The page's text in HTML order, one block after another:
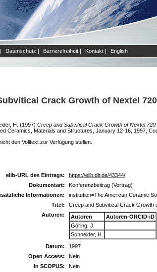
| Datenschutz | Barrierefreiheit | Kontakt | English
Crack Growth of Nextel
H. (1997) Creep and Subvitical Crack Growth of Nextel
Ceramics, Materials and Structures, January 12-16, 1997,
den Volltext zur Verfügung stellen.
elib-URL des Eintrags:
https://elib.dlr.de/43344/
Dokumentart:
Konferenzbeitrag (Vortrag)
Informationen:
institution=The American Ceramic
Titel:
Creep and Subvitical Crack Growth
Autoren:
Autoren
Autoren-ORCID-iD
Göring, J.
Schneider, H.
Datum:
1997
Open Access:
Nein
In SCOPUS:
Nein